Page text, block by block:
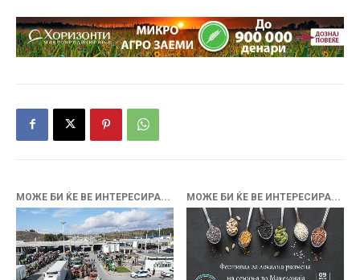
МОЖЕ БИ ЌЕ ВЕ ИНТЕРЕСИРА... МОЖЕ БИ ЌЕ ВЕ ИНТЕРЕСИРА...